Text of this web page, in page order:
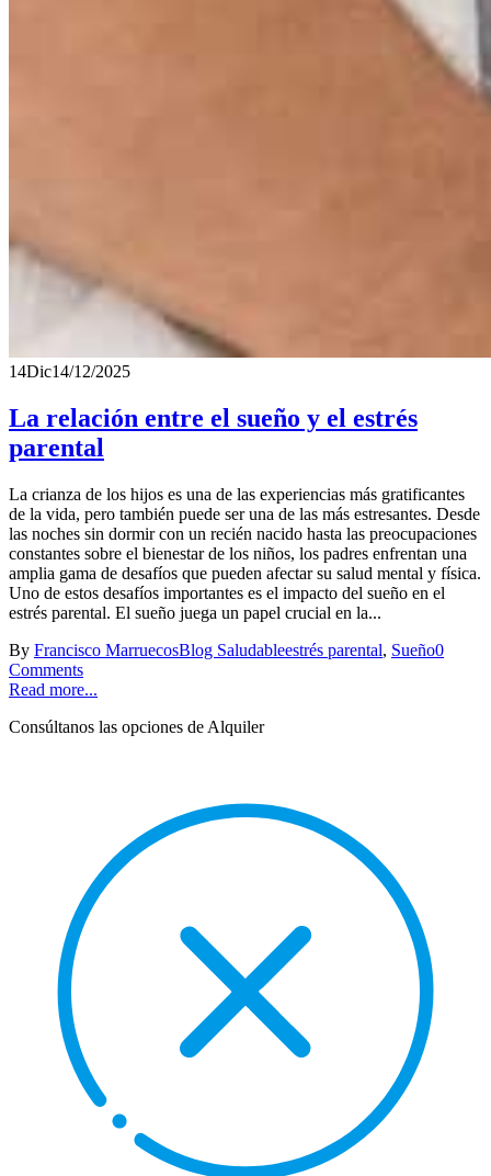
14Dic14/12/2025
La relación entre el sueño y el estrés
parental
La crianza de los hijos es una de las experiencias más gratificantes
de la vida, pero también puede ser una de las más estresantes. Desde
las noches sin dormir con un recién nacido hasta las preocupaciones
constantes sobre el bienestar de los niños, los padres enfrentan una
amplia gama de desafíos que pueden afectar su salud mental y física.
Uno de estos desafíos importantes es el impacto del sueño en el
estrés parental. El sueño juega un papel crucial en la...
By Francisco MarruecosBlog Saludableestrés parental, Sueño0
Comments
Read more...
Consúltanos las opciones de Alquiler